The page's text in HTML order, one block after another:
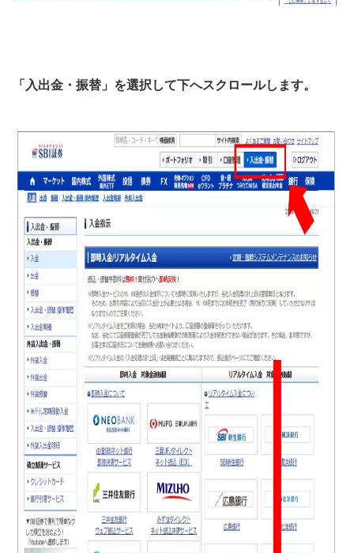
「入出金・振替」を選択して下へスクロールします。